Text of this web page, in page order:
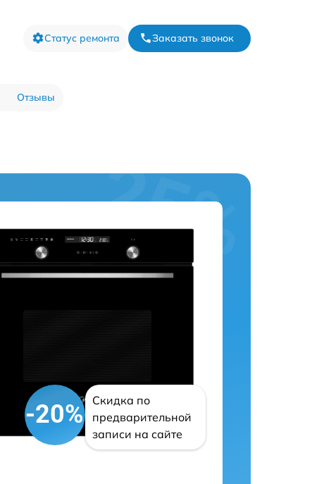
Статус ремонта Заказать звонок
Отзывы
-20%
Скидка по
предварительной
записи на сайте